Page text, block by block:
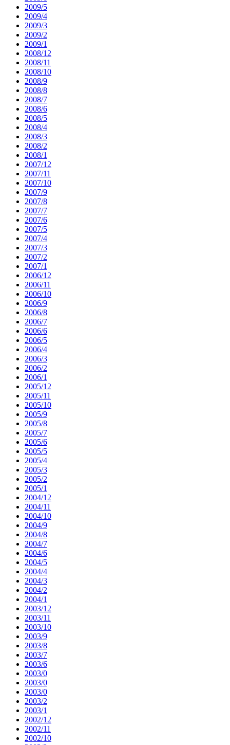
2009/5
2009/4
2009/3
2009/2
2009/1
2008/12
2008/11
2008/10
2008/9
2008/8
2008/7
2008/6
2008/5
2008/4
2008/3
2008/2
2008/1
2007/12
2007/11
2007/10
2007/9
2007/8
2007/7
2007/6
2007/5
2007/4
2007/3
2007/2
2007/1
2006/12
2006/11
2006/10
2006/9
2006/8
2006/7
2006/6
2006/5
2006/4
2006/3
2006/2
2006/1
2005/12
2005/11
2005/10
2005/9
2005/8
2005/7
2005/6
2005/5
2005/4
2005/3
2005/2
2005/1
2004/12
2004/11
2004/10
2004/9
2004/8
2004/7
2004/6
2004/5
2004/4
2004/3
2004/2
2004/1
2003/12
2003/11
2003/10
2003/9
2003/8
2003/7
2003/6
2003/0
2003/0
2003/0
2003/2
2003/1
2002/12
2002/11
2002/10